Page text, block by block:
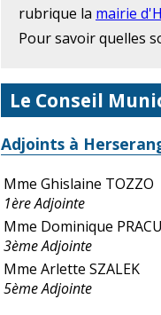
rubrique la mairie
Pour savoir quelles
Le Conseil
Adjoints à
Mme Ghislaine TOZZO
1ère Adjointe
Mme Dominique
3ème Adjointe
Mme Arlette SZALEK
5ème Adjointe